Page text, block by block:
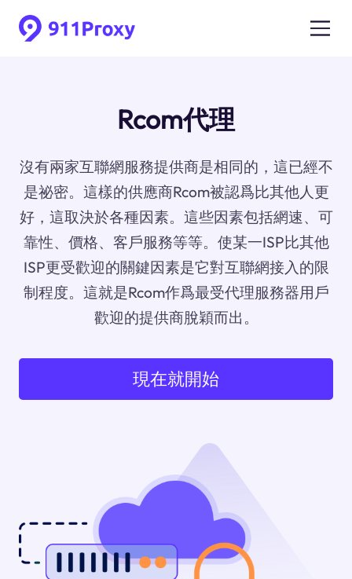
Rcom代理
沒有兩家互聯網服務提供商是相同的，這已經不
是祕密。這樣的供應商Rcom被認爲比其他人更
好，這取決於各種因素。這些因素包括網速、可
靠性、價格、客戶服務等等。使某一ISP比其他
ISP更受歡迎的關鍵因素是它對互聯網接入的限
制程度。這就是Rcom作爲最受代理服務器用戶
歡迎的提供商脫穎而出。
現在就開始